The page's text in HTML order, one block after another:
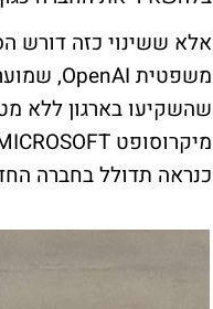
אלא ששינוי כזה דורש
שהשקיעו בארגון ללא
כנראה תדולל בחברה